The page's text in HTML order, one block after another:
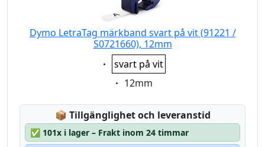
Dymo LetraTag märkband svart på vit (91221 /
S0721660), 12mm
Eigenschaft:
svart på vit
Eigenschaft:
12mm
📦 Lagerstatus:
Tillgänglighet och leveranstid
✅ 101x i lager – Frakt inom 24 timmar